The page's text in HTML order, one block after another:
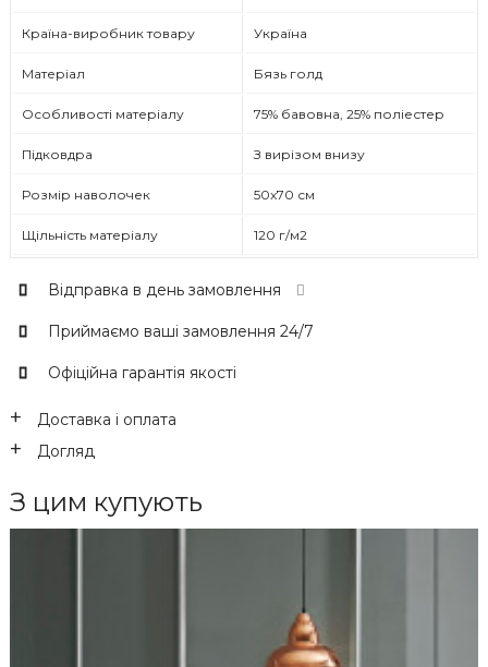
Країна-виробник товару Україна
Матеріал Бязь голд
Особливості матеріалу 75% бавовна, 25% поліестер
Підковдра З вирізом внизу
Розмір наволочек 50x70 см
Щільність матеріалу 120 г/м2
Відправка в день замовлення
Приймаємо ваші замовлення 24/7
Офіційна гарантія якості
Доставка і оплата
Догляд
З цим купують